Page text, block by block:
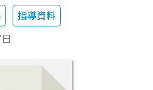
指導資料